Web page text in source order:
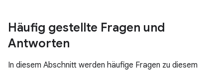
Häufig gestellte Fragen und
Antworten
In diesem Abschnitt werden häufige Fragen zu diesem